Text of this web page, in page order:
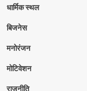
धार्मिक स्थल
बिजनेस
मनोरंजन
मोटिवेशन
राजनीति